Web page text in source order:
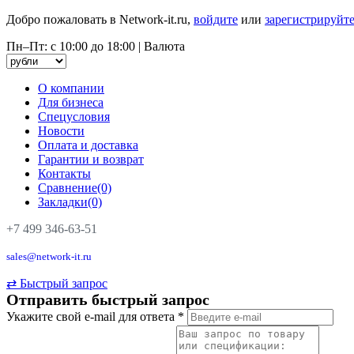
Добро пожаловать в Network-it.ru, войдите или
Пн–Пт: с 10:00 до 18:00 | Валюта
О компании
Для бизнеса
Спецусловия
Новости
Оплата и доставка
Гарантии и возврат
Контакты
Сравнение(0)
Закладки(0)
+7 499 346-63-51
sales@network-it.ru
⇄ Быстрый запрос
Отправить быстрый запрос
Укажите свой e-mail для ответа *